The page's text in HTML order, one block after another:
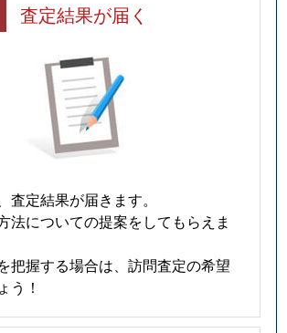
査定結果が届く
査定結果が届きます。
法についての提案をしてもらえま
把握する場合は、訪問査定の希望
う！